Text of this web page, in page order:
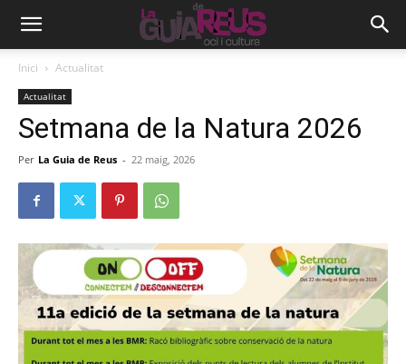
Inici Actualitat
Actualitat
Setmana de la Natura 2026
Per La Guia de Reus - 22 maig, 2026